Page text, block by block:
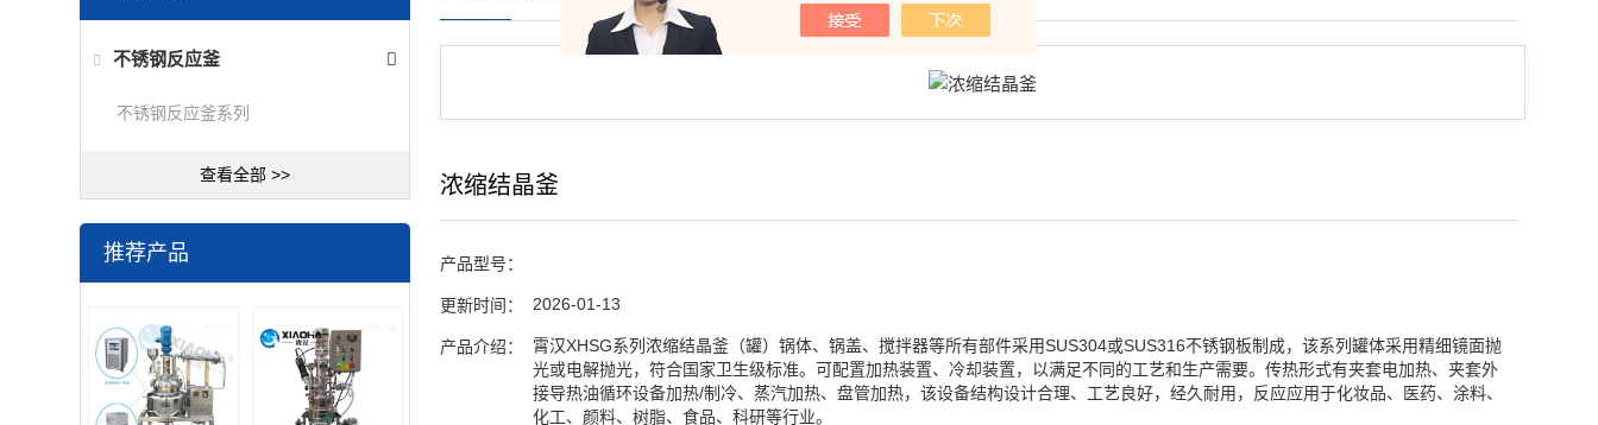
不锈钢反应釜
不锈钢反应釜系列
查看全部 >>
推荐产品
浓缩结晶釜
产品型号：
更新时间： 2026-01-13
产品介绍：
霄汉XHSG系列浓缩结晶釜（罐）锅体、锅盖、搅拌器等所有部件采用SUS304或SUS316不锈钢板制成，该系列罐体采用精细镜面抛
光或电解抛光，符合国家卫生级标准。可配置加热装置、冷却装置，以满足不同的工艺和生产需要。传热形式有夹套电加热、夹套外
接导热油循环设备加热/制冷、蒸汽加热、盘管加热，该设备结构设计合理、工艺良好，经久耐用，反应应用于化妆品、医药、涂料、
化工、颜料、树脂、食品、科研等行业。